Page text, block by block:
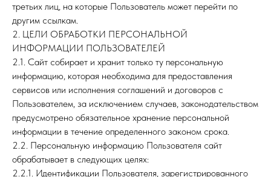
третьих лиц, на которые Пользователь может перейти по
другим ссылкам.
2. ЦЕЛИ ОБРАБОТКИ ПЕРСОНАЛЬНОЙ
ИНФОРМАЦИИ ПОЛЬЗОВАТЕЛЕЙ
2.1. Сайт собирает и хранит только ту персональную
информацию, которая необходима для предоставления
сервисов или исполнения соглашений и договоров с
Пользователем, за исключением случаев, законодательством
предусмотрено обязательное хранение персональной
информации в течение определенного законом срока.
2.2. Персональную информацию Пользователя сайт
обрабатывает в следующих целях:
2.2.1. Идентификации Пользователя, зарегистрированного